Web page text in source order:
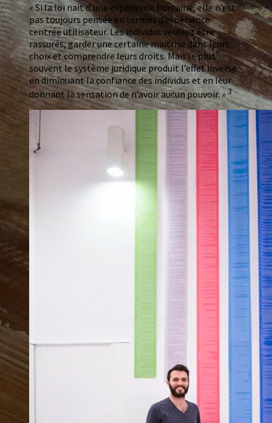
« Si la loi nait d’une expérience humaine, elle n’est
pas toujours pensée en termes d’expérience
centrée utilisateur. Les individus veulent être
rassurés, garder une certaine maitrise dans leurs
choix et comprendre leurs droits. Mais le plus
souvent le système juridique produit l’effet inverse
en diminuant la confiance des individus et en leur
donnant la sensation de n’avoir aucun pouvoir. »3